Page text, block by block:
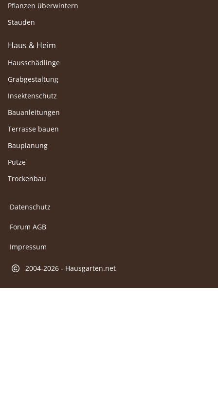
Pflanzen überwintern
Stauden
Haus & Heim
Hausschädlinge
Grabgestaltung
Insektenschutz
Bauanleitungen
Terrasse bauen
Bauplanung
Putze
Trockenbau
Datenschutz
Forum AGB
Impressum
2004-2026 - Hausgarten.net